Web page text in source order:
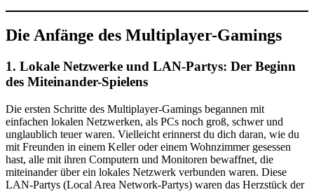
Die Anfänge des Multiplayer-Gamings
1. Lokale Netzwerke und LAN-Partys: Der Beginn
des Miteinander-Spielens
Die ersten Schritte des Multiplayer-Gamings begannen mit
einfachen lokalen Netzwerken, als PCs noch groß, schwer und
unglaublich teuer waren. Vielleicht erinnerst du dich daran, wie du
mit Freunden in einem Keller oder einem Wohnzimmer gesessen
hast, alle mit ihren Computern und Monitoren bewaffnet, die
miteinander über ein lokales Netzwerk verbunden waren. Diese
LAN-Partys (Local Area Network-Partys) waren das Herzstück der